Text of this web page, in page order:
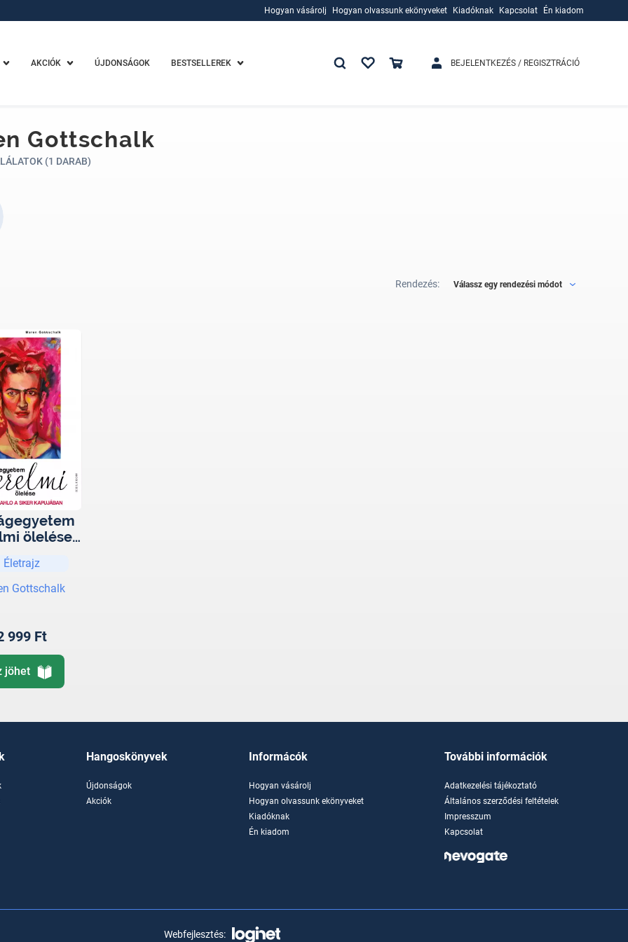
Hogyan vásárolj
Hogyan olvassunk ekönyveket
Kiadóknak
Kapcsolat Én kiadom
AKCIÓK ÚJDONSÁGOK BESTSELLEREK BEJELENTKEZÉS / REGISZTRÁCIÓ
Gottschalk
(1 DARAB)
Rendezés: Válassz egy rendezési módot
ölelése -
Kahlo a
kapujában
Életrajz
Gottschalk
999 Ft
jöhet
Hangoskönyvek
Újdonságok
Akciók
Informácók
Hogyan vásárolj
Hogyan olvassunk ekönyveket
Kiadóknak
Én kiadom
További információk
Adatkezelési tájékoztató
Általános szerződési feltételek
Impresszum
Kapcsolat
Webfejlesztés: